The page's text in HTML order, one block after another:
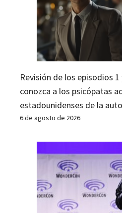
Revisión de los episodios 1
conozca a los psicópatas
estadounidenses de la
6 de agosto de 2026